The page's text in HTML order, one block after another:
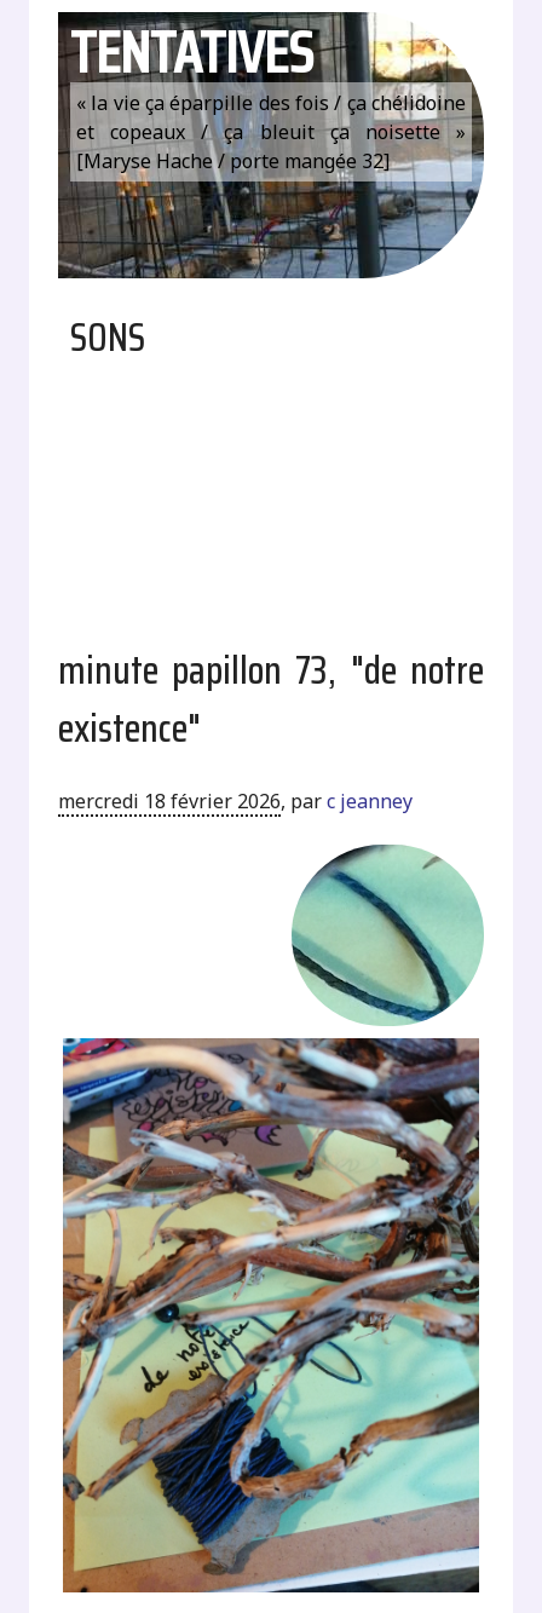
TENTATIVES
« la vie ça éparpille des fois / ça chélidoine
et copeaux / ça bleuit ça noisette »
[Maryse Hache / porte mangée 32]
SONS
minute papillon 73, "de notre
existence"
mercredi 18 février 2026, parc jeanney